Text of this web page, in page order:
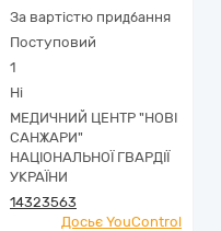
За вартістю придбання
Поступовий
1
Ні
МЕДИЧНИЙ ЦЕНТР "НОВІ
САНЖАРИ"
НАЦІОНАЛЬНОЇ ГВАРДІЇ
УКРАЇНИ
14323563
Досьє YouControl